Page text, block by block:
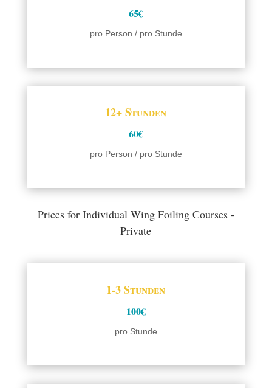
65€
pro Person / pro Stunde
12+ Stunden
60€
pro Person / pro Stunde
Prices for Individual Wing Foiling Courses -
Private
1-3 Stunden
100€
pro Stunde